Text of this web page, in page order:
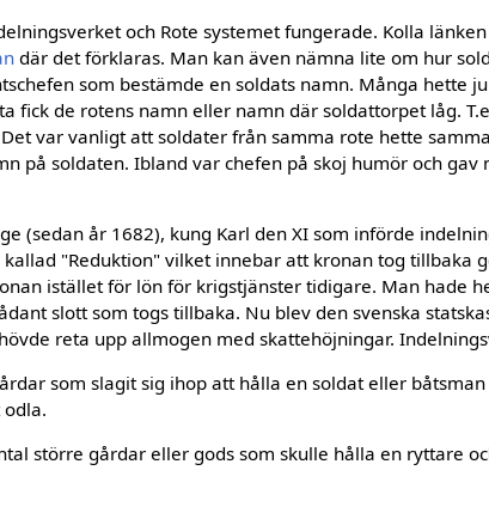
och Rote systemet fungerade. Kolla
där det förklaras. Man kan även nämna lite om hur
som bestämde en soldats namn. Många hette
fick de rotens namn eller namn där soldattorpet låg.
var vanligt att soldater från samma rote hette
på soldaten. Ibland var chefen på skoj humör och gav
(sedan år 1682), kung Karl den XI som införde
"Reduktion" vilket innebar att kronan tog tillbaka
istället för lön för krigstjänster tidigare. Man hade
slott som togs tillbaka. Nu blev den svenska
reta upp allmogen med skattehöjningar.
som slagit sig ihop att hålla en soldat eller
större gårdar eller gods som skulle hålla en ryttare